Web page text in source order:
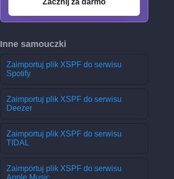
Zacznij za darmo
Inne samouczki
Zaimportuj plik XSPF do serwisu
Spotify
Zaimportuj plik XSPF do serwisu
Deezer
Zaimportuj plik XSPF do serwisu
TIDAL
Zaimportuj plik XSPF do serwisu
Apple Music